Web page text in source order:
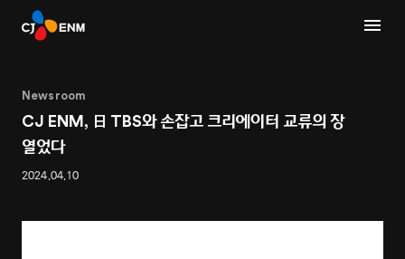
Newsroom
CJ ENM, 日 TBS와 손잡고 크리에이터 교류의 장
열었다
2024.04.10